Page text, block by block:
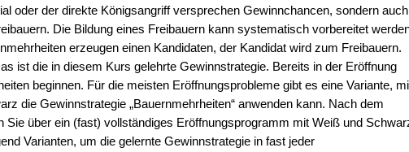
oder der direkte Königsangriff versprechen Gewinnchancen, sondern auch
Die Bildung eines Freibauern kann systematisch vorbereitet
erzeugen einen Kandidaten, der Kandidat wird zum Freibauern.
ist die in diesem Kurs gelehrte Gewinnstrategie. Bereits in der Eröffnung
beginnen. Für die meisten Eröffnungsprobleme gibt es eine Variante,
die Gewinnstrategie „Bauernmehrheiten“ anwenden kann. Nach dem
Sie über ein (fast) vollständiges Eröffnungsprogramm mit Weiß und
Varianten, um die gelernte Gewinnstrategie in fast jeder